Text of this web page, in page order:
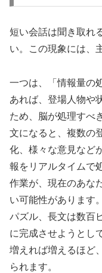
短い会話は聞き取れ
い。この現象には、
一つは、「情報量の
あれば、登場人物や
ため、脳が処理すべ
文になると、複数の
化、様々な意見など
報をリアルタイムで
作業が、現在のあな
い可能性があります
パズル、長文は数百
に完成させようとし
増えれば増えるほど
られます。